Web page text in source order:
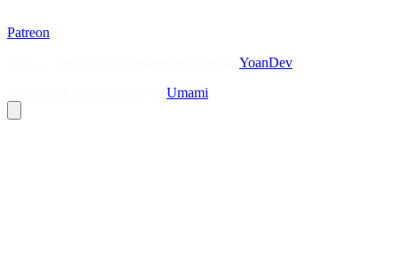
Patreon
YoanDev
Umami